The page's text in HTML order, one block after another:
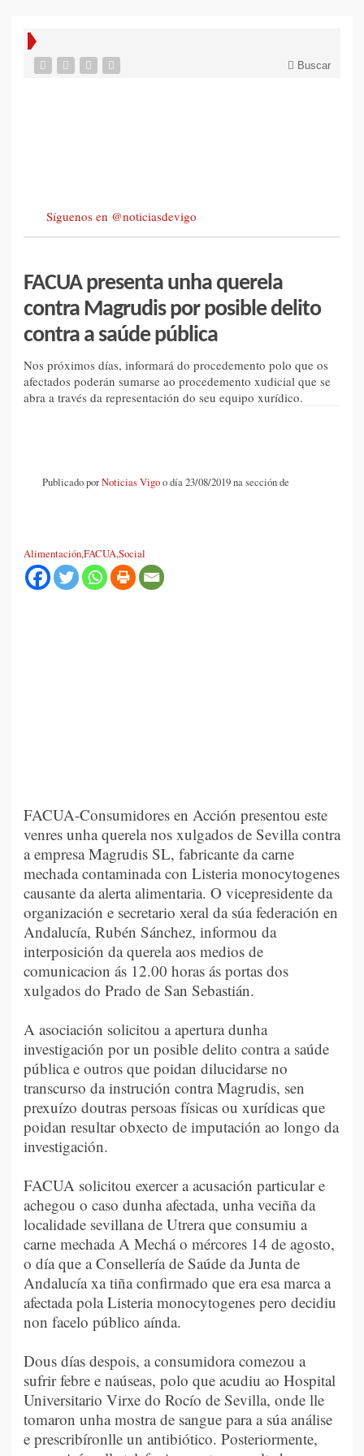
Buscar
Síguenos en @noticiasdevigo
FACUA presenta unha querela
contra Magrudis por posible delito
contra a saúde pública
Nos próximos días, informará do procedemento polo que os
afectados poderán sumarse ao procedemento xudicial que se
abra a través da representación do seu equipo xurídico.
Publicado porNoticias Vigoo día 23/08/2019 na sección de
Alimentación,FACUA,Social
FACUA-Consumidores en Acción presentou este
venres unha querela nos xulgados de Sevilla contra
a empresa Magrudis SL, fabricante da carne
mechada contaminada con Listeria monocytogenes
causante da alerta alimentaria. O vicepresidente da
organización e secretario xeral da súa federación en
Andalucía, Rubén Sánchez, informou da
interposición da querela aos medios de
comunicacion ás 12.00 horas ás portas dos
xulgados do Prado de San Sebastián.
A asociación solicitou a apertura dunha
investigación por un posible delito contra a saúde
pública e outros que poidan dilucidarse no
transcurso da instrución contra Magrudis, sen
prexuízo doutras persoas físicas ou xurídicas que
poidan resultar obxecto de imputación ao longo da
investigación.
FACUA solicitou exercer a acusación particular e
achegou o caso dunha afectada, unha veciña da
localidade sevillana de Utrera que consumiu a
carne mechada A Mechá o mércores 14 de agosto,
o día que a Consellería de Saúde da Junta de
Andalucía xa tiña confirmado que era esa marca a
afectada pola Listeria monocytogenes pero decidiu
non facelo público aínda.
Dous días despois, a consumidora comezou a
sufrir febre e naúseas, polo que acudiu ao Hospital
Universitario Virxe do Rocío de Sevilla, onde lle
tomaron unha mostra de sangue para a súa análise
e prescribíronlle un antibiótico. Posteriormente,